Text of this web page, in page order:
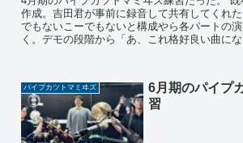
作成。吉田君が事前に録音して共有してくれ
でもないこーでもないと構成やら各パートの
く。デモの段階から「あ、これ格好良い曲に
パイプカツトマミヰズ
6月期のパイプ
習